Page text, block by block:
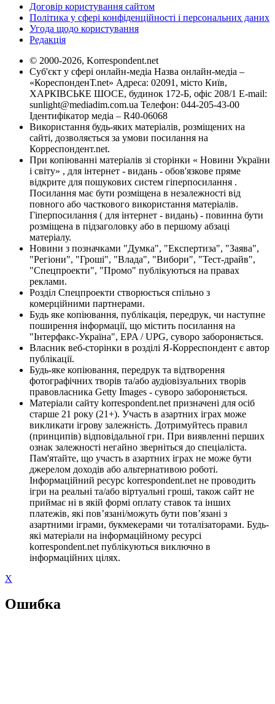
Договір користування сайтом
Політика у сфері конфіденційності і персональних даних
Угода щодо користування
Редакція
© 2000-2026, Korrespondent.net
Суб'єкт у сфері онлайн-медіа Назва онлайн-медіа –
«КореспонденТ.net» Адреса: 02091, місто Київ,
ХАРКІВСЬКЕ ШОСЕ, будинок 172-Б, офіс 208/1 E-mail:
sunlight@mediadim.com.ua Телефон: 044-205-43-00
Ідентифікатор медіа – R40-06068
Використання будь-яких матеріалів, розміщених на
сайті, дозволяється за умови посилання на
Корреспондент.net.
При копіюванні матеріалів зі сторінки « Новини України
і світу» , для інтернет - видань - обов'язкове пряме
відкрите для пошукових систем гіперпосилання .
Посилання має бути розміщена в незалежності від
повного або часткового використання матеріалів.
Гіперпосилання ( для інтернет - видань) - повинна бути
розміщена в підзаголовку або в першому абзаці
матеріалу.
Новини з позначками "Думка", "Експертиза", "Заява",
"Регіони", "Гроші", "Влада", "Вибори", "Тест-драйв",
"Спецпроекти", "Промо" публікуються на правах
реклами.
Розділ Спецпроекти створюється спільно з
комерційними партнерами.
Будь яке копіювання, публікація, передрук, чи наступне
поширення інформації, що містить посилання на
"Інтерфакс-Україна", EPA / UPG, суворо забороняється.
Власник веб-сторінки в розділі Я-Корреспондент є автор
публікації.
Будь-яке копіювання, передрук та відтворення
фотографічних творів та/або аудіовізуальних творів
правовласника Getty Images - суворо забороняється.
Матеріали сайту korrespondent.net призначені для осіб
старше 21 року (21+). Участь в азартних іграх може
викликати ігрову залежність. Дотримуйтесь правил
(принципів) відповідальної гри. При виявленні перших
ознак залежності негайно зверніться до спеціаліста.
Пам'ятайте, що участь в азартних іграх не може бути
джерелом доходів або альтернативою роботі.
Інформаційний ресурс korrespondent.net не проводить
ігри на реальні та/або віртуальні гроші, також сайт не
приймає ні в якій формі оплату ставок та інших
платежів, які пов’язані/можуть бути пов’язані з
азартними іграми, букмекерами чи тоталізаторами. Будь-
які матеріали на інформаційному ресурсі
korrespondent.net публікуються виключно в
інформаційних цілях.
X
Ошибка